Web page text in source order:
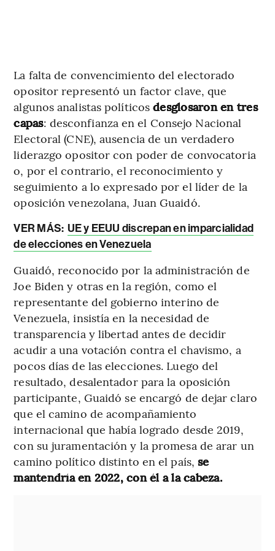
La falta de convencimiento del electorado
opositor representó un factor clave, que
algunos analistas políticosdesglosaron en tres
capas: desconfianza en el Consejo Nacional
Electoral (CNE), ausencia de un verdadero
liderazgo opositor con poder de convocatoria
o, por el contrario, el reconocimiento y
seguimiento a lo expresado por el líder de la
oposición venezolana, Juan Guaidó.
VER MÁS: UE y EEUU discrepan en imparcialidad
de elecciones en Venezuela
Guaidó, reconocido por la administración de
Joe Biden y otras en la región, como el
representante del gobierno interino de
Venezuela, insistía en la necesidad de
transparencia y libertad antes de decidir
acudir a una votación contra el chavismo, a
pocos días de las elecciones. Luego del
resultado, desalentador para la oposición
participante, Guaidó se encargó de dejar claro
que el camino de acompañamiento
internacional que había logrado desde 2019,
con su juramentación y la promesa de arar un
camino político distinto en el país,se
mantendría en 2022, con él a la cabeza.